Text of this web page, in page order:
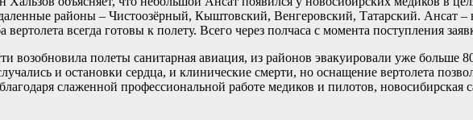
районы – Чистоозёрный, Кыштовский, Венгеровский, Татарский. Ансат – в
всегда готовы к полету. Всего через полчаса с момента поступления
возобновила полеты санитарная авиация, из районов эвакуировали уже больше
и остановки сердца, и клинические смерти, но оснащение вертолета
слаженной профессиональной работе медиков и пилотов, новосибирская